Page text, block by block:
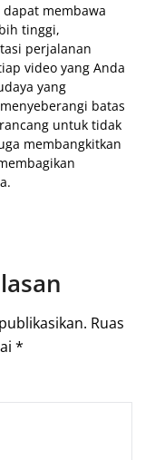
membawa
tinggi,
perjalanan
video yang Anda
yang
batas
untuk tidak
membangkitkan
Ruas
*